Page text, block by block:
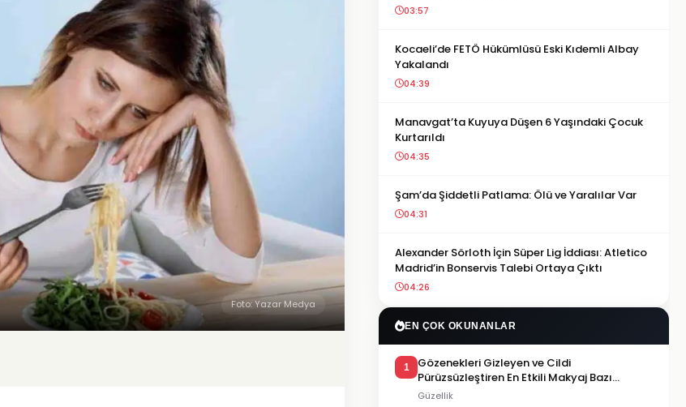
Foto: Yazar Medya
03:57
Kocaeli’de FETÖ Hükümlüsü Eski Kıdemli Albay
Yakalandı
04:39
Manavgat’ta Kuyuya Düşen 6 Yaşındaki Çocuk
Kurtarıldı
04:35
Şam’da Şiddetli Patlama: Ölü ve Yaralılar Var
04:31
Alexander Sörloth İçin Süper Lig İddiası: Atletico
Madrid’in Bonservis Talebi Ortaya Çıktı
04:26
EN ÇOK OKUNANLAR
1
Gözenekleri Gizleyen ve Cildi
Pürüzsüzleştiren En Etkili Makyaj Bazı
Önerileri
Güzellik